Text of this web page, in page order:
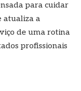
para cuidar
atualiza a
de uma rotina
profissionais